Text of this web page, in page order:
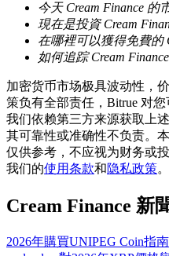
合約資訊
包含交易情況等的大數
今天 Cream Finance 的
現在是投資 Cream
在哪裡可以獲得免費的
如何追踪 Cream
加密货币市场极具波动性，
策负有全部责任，Bitrue 对
我们依赖第三方来源获取上
其可靠性或准确性不负责。
仅供参考，不应视为财务或
我们的使用条款和隐私政策。
Cream Finance 新
2026年購買UNIPEG Coin指南